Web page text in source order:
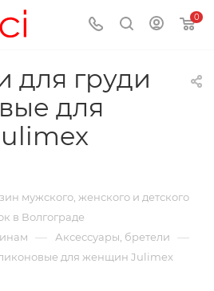
0
для груди
для
мужского, женского и детского
в Волгограде
— Аксессуары, бретели —
для женщин Julimex